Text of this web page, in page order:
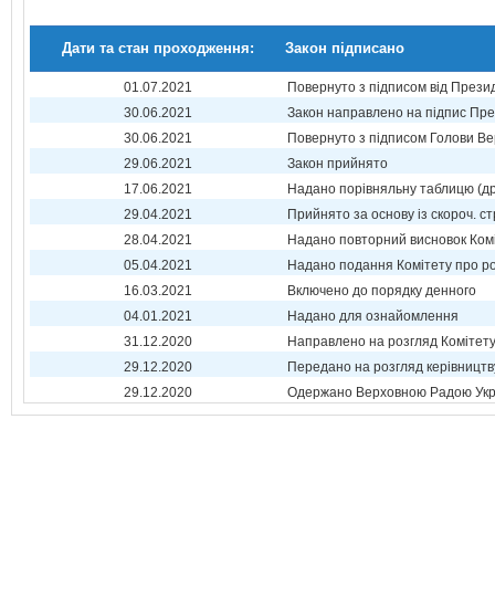
Дати та стан проходження: Закон підписано
01.07.2021
Повернуто з підписом від
30.06.2021
Закон направлено на підпис
30.06.2021
Повернуто з підписом Голови
29.06.2021
Закон прийнято
17.06.2021
Надано порівняльну таблицю
29.04.2021
Прийнято за основу із скороч.
28.04.2021
Надано повторний висновок
05.04.2021
Надано подання Комітету про
16.03.2021
Включено до порядку денного
04.01.2021
Надано для ознайомлення
31.12.2020
Направлено на розгляд Комітету
29.12.2020
Передано на розгляд
29.12.2020
Одержано Верховною Радою